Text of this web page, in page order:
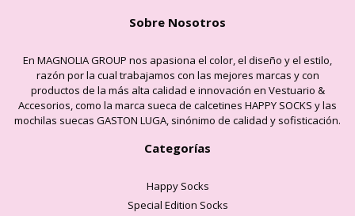
Sobre Nosotros
En MAGNOLIA GROUP nos apasiona el color, el diseño y el estilo,
razón por la cual trabajamos con las mejores marcas y con
productos de la más alta calidad e innovación en Vestuario &
Accesorios, como la marca sueca de calcetines HAPPY SOCKS y las
mochilas suecas GASTON LUGA, sinónimo de calidad y sofisticación.
Categorías
Happy Socks
Special Edition Socks